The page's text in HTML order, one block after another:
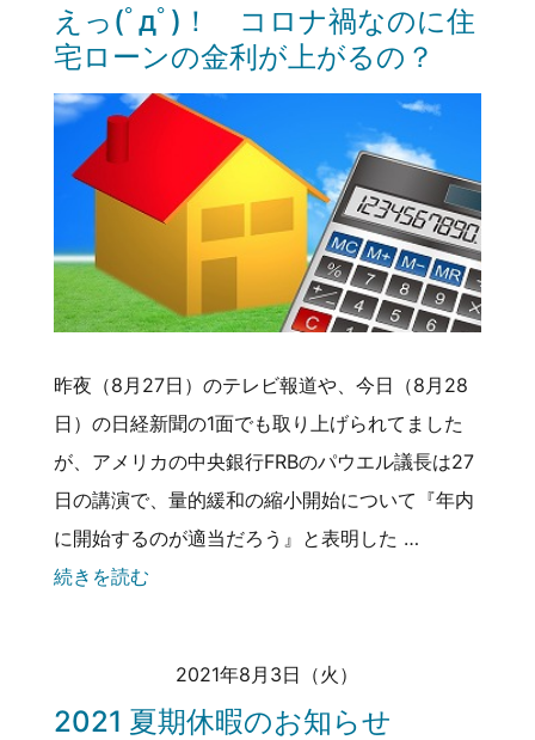
えっ(ﾟдﾟ)！ コロナ禍なのに住
宅ローンの金利が上がるの？
昨夜（8月27日）のテレビ報道や、今日（8月28
日）の日経新聞の1面でも取り上げられてました
が、アメリカの中央銀行FRBのパウエル議長は27
日の講演で、量的緩和の縮小開始について『年内
に開始するのが適当だろう』と表明した …
続きを読む
2021年8月3日（火）
2021 夏期休暇のお知らせ